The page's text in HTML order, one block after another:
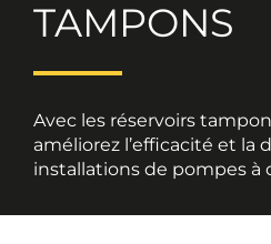
TAMPONS
Avec les réservoirs
améliorez l’efficacité et la
installations de pompes à